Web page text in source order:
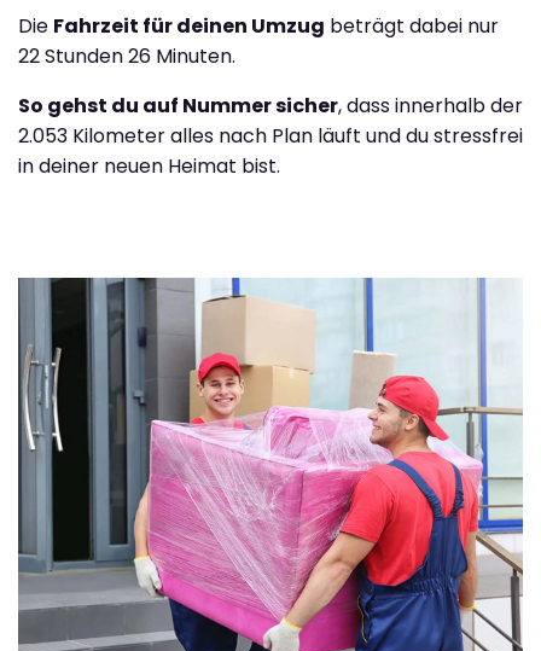
Die Fahrzeit für deinen Umzug beträgt dabei nur
22 Stunden 26 Minuten.
So gehst du auf Nummer sicher, dass innerhalb der
2.053 Kilometer alles nach Plan läuft und du stressfrei
in deiner neuen Heimat bist.